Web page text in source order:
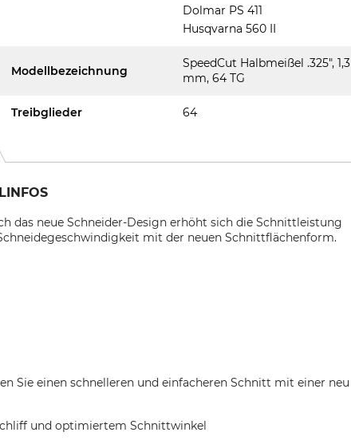
Dolmar PS 411
Husqvarna 560 II
Modellbezeichnung
SpeedCut Halbmeißel .325", 1,3
mm, 64 TG
Treibglieder 64
das neue Schneider-Design erhöht sich die Schnittleistung
mit der neuen Schnittflächenform.
Sie einen schnelleren und einfacheren Schnitt mit einer neu
und optimiertem Schnittwinkel